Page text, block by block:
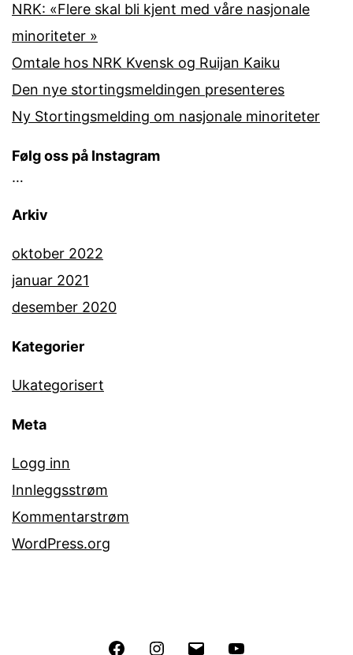
NRK: «Flere skal bli kjent med våre nasjonale
minoriteter »
Omtale hos NRK Kvensk og Ruijan Kaiku
Den nye stortingsmeldingen presenteres
Ny Stortingsmelding om nasjonale minoriteter
Følg oss på Instagram
…
Arkiv
oktober 2022
januar 2021
desember 2020
Kategorier
Ukategorisert
Meta
Logg inn
Innleggsstrøm
Kommentarstrøm
WordPress.org
FacebookInstagram